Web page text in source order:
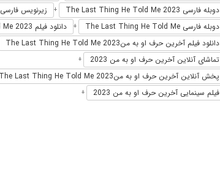
دوبله فارسی The Last Thing He Told Me 2023 + زیرنویس فارسی The Last Thing He Told Me 2023
دوبله فارسی The Last Thing He Told Me + دانلود فیلم The Last Thing He Told Me 2023 زیرنویس فارسی
دانلود فیلم آخرین حرف او به منThe Last Thing He Told Me 2023
تماشای آنلاین آخرین حرف او به من 2023 +
پخش آنلاین آخرین حرف او به منThe Last Thing He Told Me 2023
فیلم سینمایی آخرین حرف او به من 2023 +